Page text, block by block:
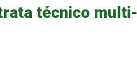
técnico multi-